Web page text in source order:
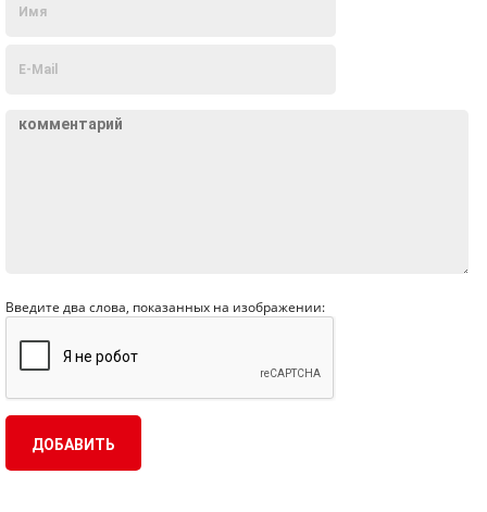
Введите два слова, показанных на изображении: